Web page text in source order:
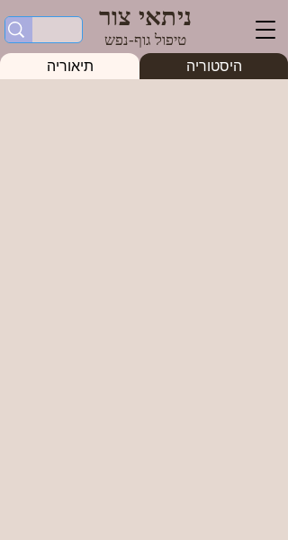
ניתאי צור
טיפול גוף-נפש
היסטוריה
תיאוריה